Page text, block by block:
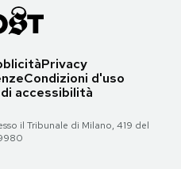
Privacy
Condizioni d'uso
accessibilità
il Tribunale di Milano, 419 del